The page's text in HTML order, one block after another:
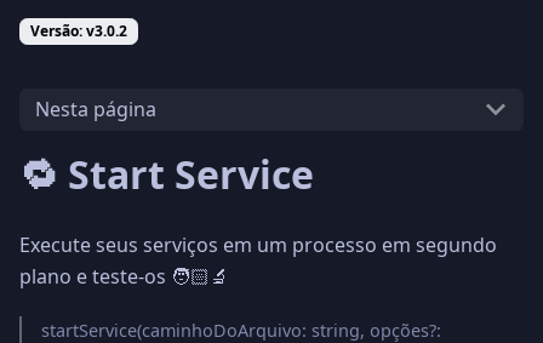
Versão: v3.0.2
Nesta página
🔁 Start Service
Execute seus serviços em um processo em segundo
plano e teste-os 🧑🏻‍🔬
startService(caminhoDoArquivo: string, opções?: